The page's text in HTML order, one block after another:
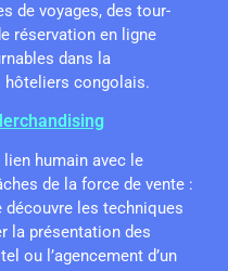
de voyages, des tour-
réservation en ligne
dans la
congolais.
humain avec le
de la force de vente :
découvre les techniques
la présentation des
ou l’agencement d’un